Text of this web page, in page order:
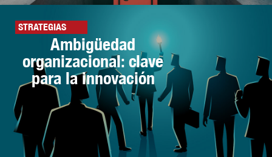
STRATEGIAS
Ambigüedad
organizacional: clave
para la innovación